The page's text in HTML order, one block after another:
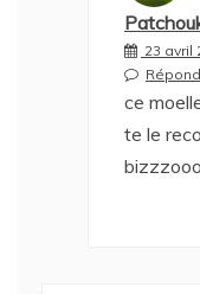
23 avril
ce
te le